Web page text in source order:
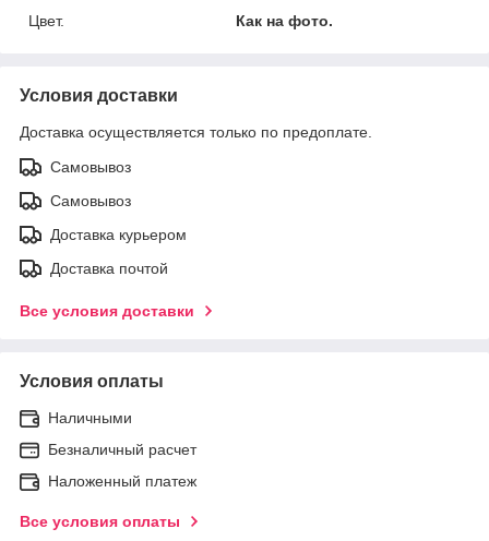
Цвет.
Как на фото.
Условия доставки
Доставка осуществляется только по предоплате.
Самовывоз
Самовывоз
Доставка курьером
Доставка почтой
Все условия доставки
Условия оплаты
Наличными
Безналичный расчет
Наложенный платеж
Все условия оплаты